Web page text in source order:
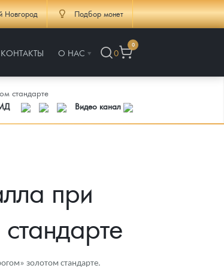
Новгород Подбор монет
КОНТАКТЫ О НАС 0
0
стандарте
Видео канал
при
золотом стандарте.